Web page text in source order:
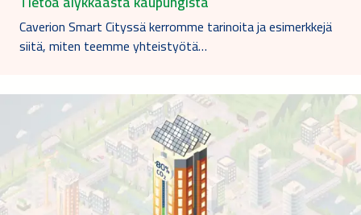
Caverion Smart Cityssä kerromme tarinoita ja esimerkkejä
siitä, miten teemme yhteistyötä…